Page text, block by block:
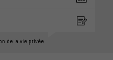
de la vie privée